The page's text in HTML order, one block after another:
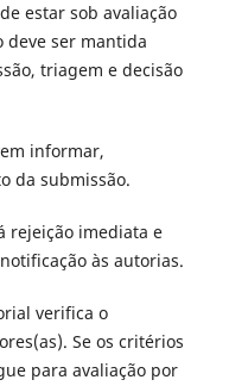
estar sob avaliação
deve ser mantida
triagem e decisão
informar,
da submissão.
rejeição imediata e
às autorias.
verifica o
Se os critérios
para avaliação por